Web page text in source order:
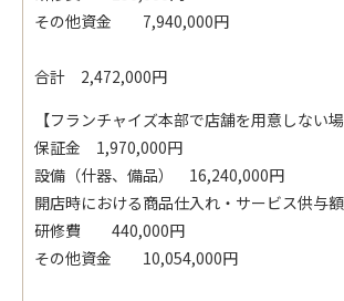
その他資金 7,940,000円
合計 2,472,000円
【フランチャイズ本部で店舗を用意しない場
保証金 1,970,000円
設備（什器、備品） 16,240,000円
開店時における商品仕入れ・サービス供
研修費 440,000円
その他資金 10,054,000円